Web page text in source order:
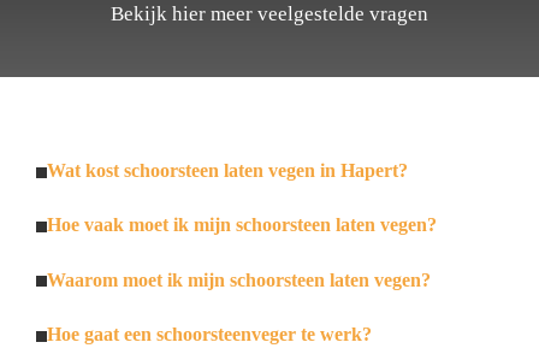
Bekijk hier meer veelgestelde vragen
Wat kost schoorsteen laten vegen in Hapert?
Hoe vaak moet ik mijn schoorsteen laten vegen?
Waarom moet ik mijn schoorsteen laten vegen?
Hoe gaat een schoorsteenveger te werk?